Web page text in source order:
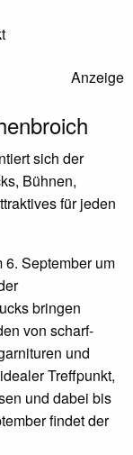
Anzeige
sich der
Bühnen,
für jeden
6. September um
bringen
von scharf-
und
Treffpunkt,
und dabei bis
findet der